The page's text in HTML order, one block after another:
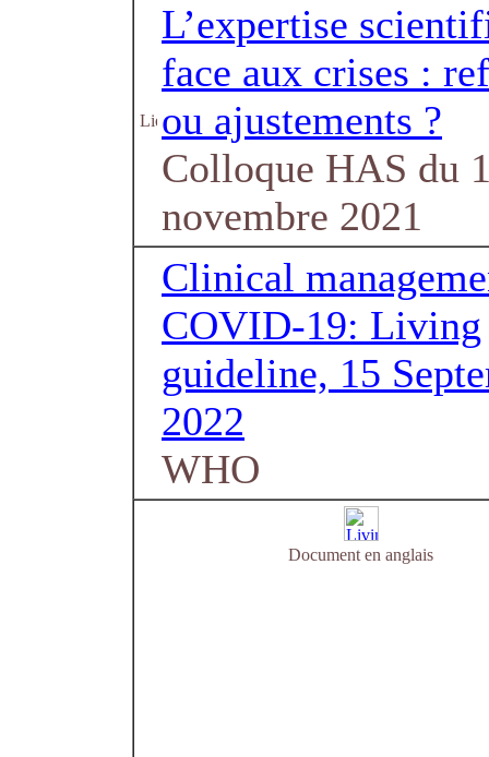
L’expertise
face aux crises :
ou ajustements ?
Colloque HAS du
novembre 2021
Clinical
COVID-19: Living
guideline, 15
2022
WHO
Document en anglais